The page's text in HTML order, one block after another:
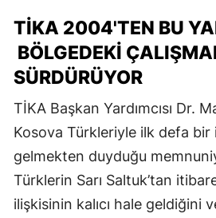
TİKA 2004'TEN BU
BÖLGEDEKİ
SÜRDÜRÜYOR
TİKA Başkan Yardımcısı Dr.
Kosova Türkleriyle ilk defa
gelmekten duyduğu
Türklerin Sarı Saltuk’tan
ilişkisinin kalıcı hale geldiğini